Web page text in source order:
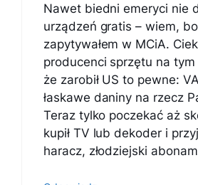
Nawet biedni emeryci nie
urządzeń gratis – wiem,
zapytywałem w MCiA.
producenci sprzętu na
że zarobił US to pewne:
łaskawe daniny na rzecz
Teraz tylko poczekać aż
kupił TV lub dekoder i
haracz, złodziejski